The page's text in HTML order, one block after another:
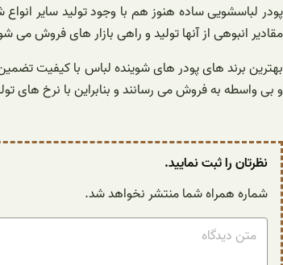
پودر لباسشویی ساده هنوز هم با وجود تولید سایر
مقادیر انبوهی از آنها تولید و راهی بازار های فروش می
بهترین برند های پودر های شوینده لباس با کیفیت
و بی واسطه به فروش می رسانند و بنابراین با نرخ های
نظرتان را ثبت نمایید.
شماره همراه شما منتشر نخواهد شد.